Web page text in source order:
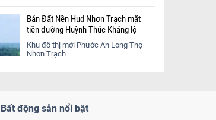
Bán Đất Nền Hud Nhơn Trạch mặt
tiền đường Huỳnh Thúc Kháng lộ
giới 47m
Khu đô thị mới Phước An Long Thọ
Nhơn Trạch
Bất động sản nổi bật